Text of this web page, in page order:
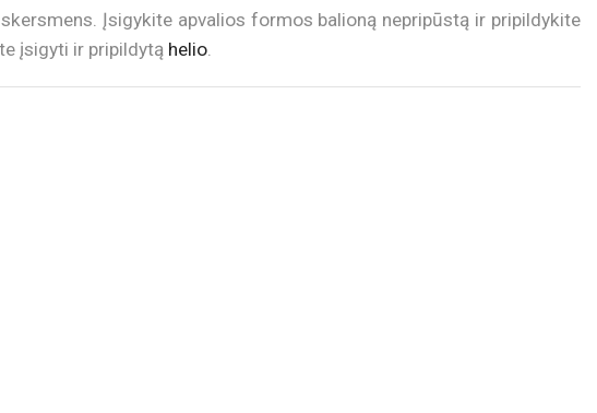
Įsigykite apvalios formos balioną nepripūstą ir pripildykite
įsigyti ir pripildytą helio.